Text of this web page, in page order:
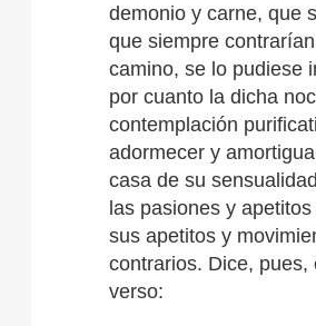
demonio y carne, que
que siempre
camino, se lo pudiese
por cuanto la dicha
contemplación
adormecer y
casa de su
las pasiones y apetitos
sus apetitos y
contrarios. Dice, pues,
verso: